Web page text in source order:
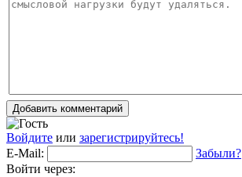
Добавить комментарий
Войдите или зарегистрируйтесь!
E-Mail:
Забыли?
Войти через: